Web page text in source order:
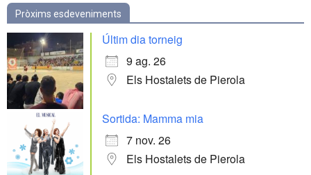
Pròxims esdeveniments
Últim dia torneig
9 ag. 26
Els Hostalets de Pierola
Sortida: Mamma mia
7 nov. 26
Els Hostalets de Pierola